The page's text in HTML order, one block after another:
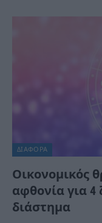
ΔΙΆΦΟΡΑ
Οικονομικός
αφθονία για
διάστημα